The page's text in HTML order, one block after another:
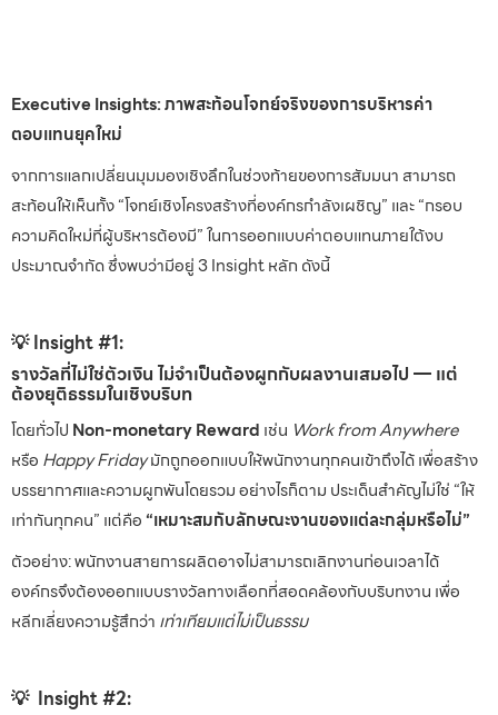
Executive Insights: ภาพสะท้อนโจทย์จริงของการบริหารค่า
ตอบแทนยุคใหม่
จากการแลกเปลี่ยนมุมมองเชิงลึกในช่วงท้ายของการสัมมนา สามารถ
สะท้อนให้เห็นทั้ง “โจทย์เชิงโครงสร้างที่องค์กรกำลังเผชิญ” และ “กรอบ
ความคิดใหม่ที่ผู้บริหารต้องมี” ในการออกแบบค่าตอบแทนภายใต้งบ
ประมาณจำกัด ซึ่งพบว่ามีอยู่ 3 Insight หลัก ดังนี้
💡 Insight #1:
รางวัลที่ไม่ใช่ตัวเงิน ไม่จำเป็นต้องผูกกับผลงานเสมอไป — แต่
ต้องยุติธรรมในเชิงบริบท
โดยทั่วไป Non-monetary Reward เช่น Work from Anywhere
หรือ Happy Fridayมักถูกออกแบบให้พนักงานทุกคนเข้าถึงได้ เพื่อสร้าง
บรรยากาศและความผูกพันโดยรวม อย่างไรก็ตาม ประเด็นสำคัญไม่ใช่ “ให้
เท่ากันทุกคน” แต่คือ “เหมาะสมกับลักษณะงานของแต่ละกลุ่มหรือไม่”
ตัวอย่าง: พนักงานสายการผลิตอาจไม่สามารถเลิกงานก่อนเวลาได้
องค์กรจึงต้องออกแบบรางวัลทางเลือกที่สอดคล้องกับบริบทงาน เพื่อ
หลีกเลี่ยงความรู้สึกว่า เท่าเทียมแต่ไม่เป็นธรรม
💡 Insight #2: